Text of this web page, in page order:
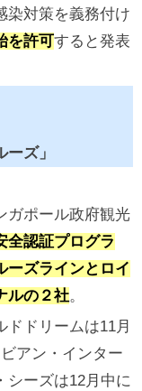
染対策を義務付け
を許可すると発表
ズ」
ガポール政府観光
全認証プログラ
ーズラインとロイ
ルの２社。
ドリームは11月
アン・インター
シーズは12月中に